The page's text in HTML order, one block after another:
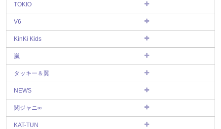
TOKIO
V6
KinKi Kids
嵐
タッキー＆翼
NEWS
関ジャニ∞
KAT-TUN